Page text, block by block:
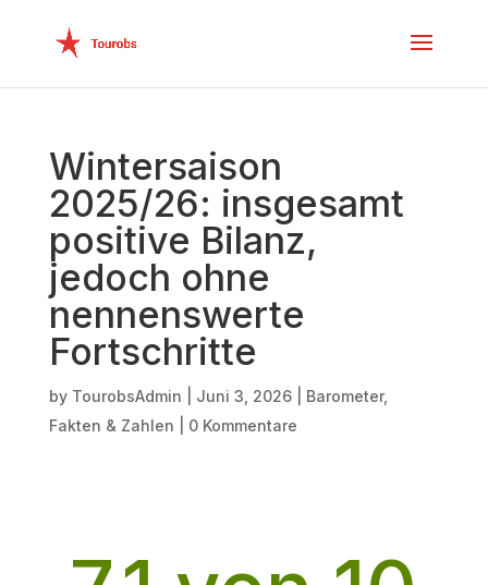
Wintersaison
2025/26: insgesamt
positive Bilanz,
jedoch ohne
nennenswerte
Fortschritte
by TourobsAdmin Juni 3, 2026| Barometer,
Fakten & Zahlen
0 Kommentare